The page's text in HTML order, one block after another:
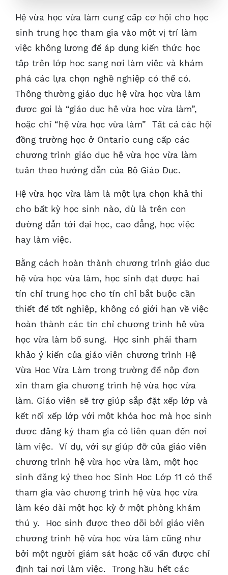
Hệ vừa học vừa làm cung cấp cơ hội cho học
sinh trung học tham gia vào một vị trí làm
việc không lương để áp dụng kiến thức học
tập trên lớp học sang nơi làm việc và khám
phá các lựa chọn nghề nghiệp có thể có.
Thông thường giáo dục hệ vừa học vừa làm
được gọi là “giáo dục hệ vừa học vừa làm”,
hoặc chỉ “hệ vừa học vừa làm” Tất cả các hội
đồng trường học ở Ontario cung cấp các
chương trình giáo dục hệ vừa học vừa làm
tuân theo hướng dẫn của Bộ Giáo Dục.
Hệ vừa học vừa làm là một lựa chọn khả thi
cho bất kỳ học sinh nào, dù là trên con
đường dẫn tới đại học, cao đẳng, học việc
hay làm việc.
Bằng cách hoàn thành chương trình giáo dục
hệ vừa học vừa làm, học sinh đạt được hai
tín chỉ trung học cho tín chỉ bắt buộc cần
thiết để tốt nghiệp, không có giới hạn về việc
hoàn thành các tín chỉ chương trình hệ vừa
học vừa làm bổ sung. Học sinh phải tham
khảo ý kiến của giáo viên chương trình Hệ
Vừa Học Vừa Làm trong trường để nộp đơn
xin tham gia chương trình hệ vừa học vừa
làm. Giáo viên sẽ trợ giúp sắp đặt xếp lớp và
kết nối xếp lớp với một khóa học mà học sinh
được đăng ký tham gia có liên quan đến nơi
làm việc. Ví dụ, với sự giúp đỡ của giáo viên
chương trình hệ vừa học vừa làm, một học
sinh đăng ký theo học Sinh Học Lớp 11 có thể
tham gia vào chương trình hệ vừa học vừa
làm kéo dài một học kỳ ở một phòng khám
thú y. Học sinh được theo dõi bởi giáo viên
chương trình hệ vừa học vừa làm cũng như
bởi một người giám sát hoặc cố vấn được chỉ
định tại nơi làm việc. Trong hầu hết các